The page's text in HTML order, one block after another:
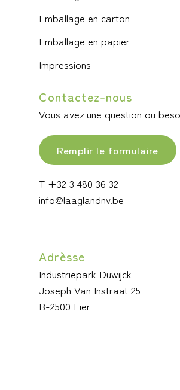
Emballage en carton
Emballage en papier
Impressions
Contactez-nous
Vous avez une question ou
Remplir le formulaire
T +32 3 480 36 32
info@laaglandnv.be
Adrèsse
Industriepark Duwijck
Joseph Van Instraat 25
B-2500 Lier